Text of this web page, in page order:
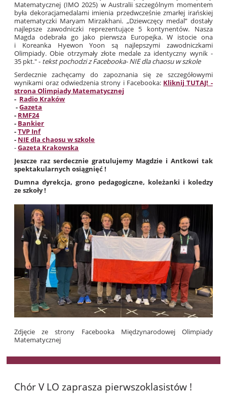
Matematycznej (IMO 2025) w Australii szczególnym momentem
była dekoracjamedalami imienia przedwcześnie zmarłej irańskiej
matematyczki Maryam Mirzakhani. „Dziewczęcy medal” dostały
najlepsze zawodniczki reprezentujące 5 kontynentów. Nasza
Magda odebrała go jako pierwsza Europejka. W istocie ona
i Koreanka Hyewon Yoon są najlepszymi zawodniczkami
Olimpiady. Obie otrzymały złote medale za identyczny wynik -
35 pkt." - tekst pochodzi z Facebooka- NIE dla chaosu w szkole
Serdecznie zachęcamy do zapoznania się ze szczegółowymi
wynikami oraz odwiedzenia strony i Facebooka: Kliknij TUTAJ! -
strona Olimpiady Matematycznej
- Radio Kraków
-Gazeta
- RMF24
- Bankier
-TVP Inf
- NIE dla chaosu w szkole
-Gazeta Krakowska
Jeszcze raz serdecznie gratulujemy Magdzie i Antkowi tak
spektakularnych osiągnięć !
Dumna dyrekcja, grono pedagogiczne, koleżanki i koledzy
ze szkoły !
Zdjęcie ze strony Facebooka Międzynarodowej Olimpiady
Matematycznej
Chór V LO zaprasza pierwszoklasistów !